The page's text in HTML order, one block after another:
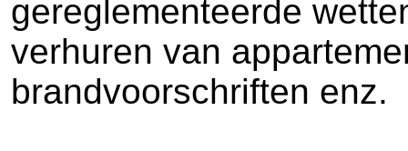
gereglementeerde
verhuren van
brandvoorschriften enz.